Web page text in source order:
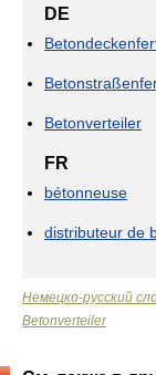
DE
Betonverteiler
FR
bétonneuse
distributeur de
Немецко-русский
Betonverteiler